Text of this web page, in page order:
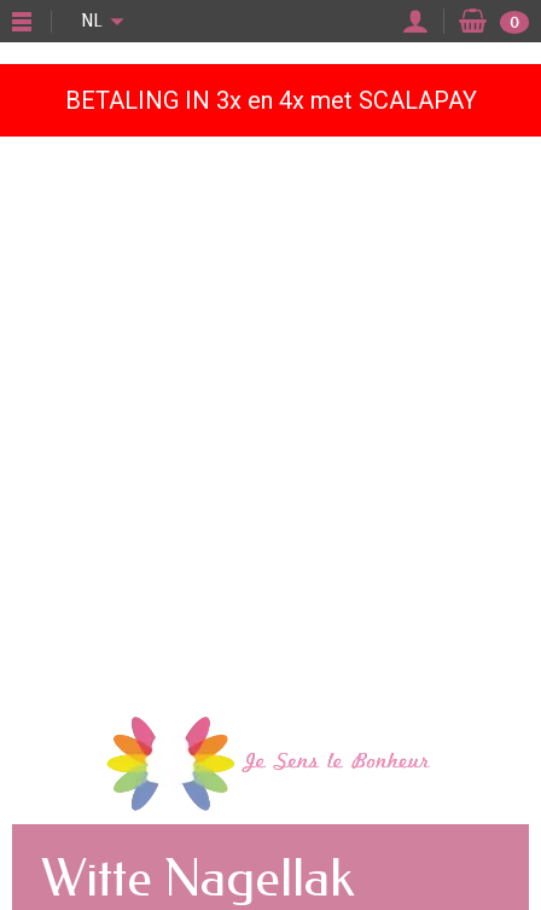
BETALING IN 3x en 4x met SCALAPAY
NL 0
Witte Nagellak